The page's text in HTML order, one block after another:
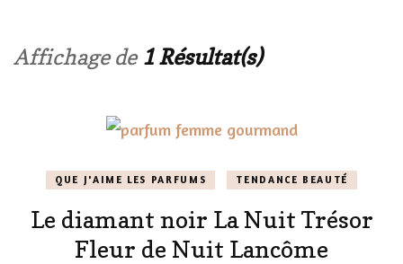
Affichage de 1 Résultat(s)
QUE J'AIME LES PARFUMS TENDANCE BEAUTÉ
Le diamant noir La Nuit Trésor
Fleur de Nuit Lancôme